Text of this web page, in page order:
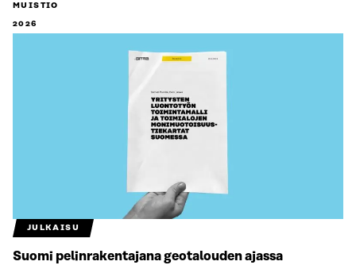
MUISTIO
2026
JULKAISU
Suomi pelinrakentajana geotalouden ajassa